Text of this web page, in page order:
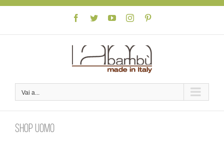
Skip
Facebook
TwitterYouTubeInstagram
Vai a...
Shop uomo